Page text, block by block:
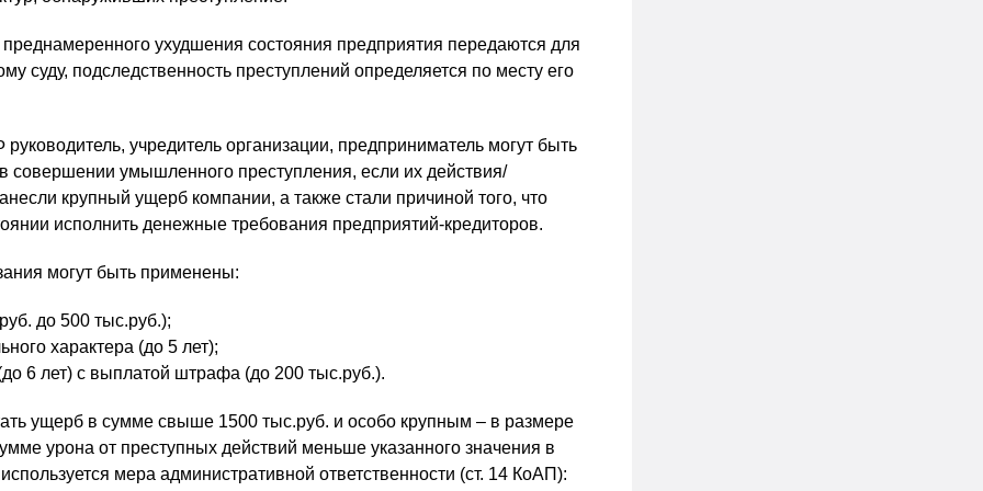
ухудшения состояния предприятия передаются для
суду, подследственность преступлений определяется по месту его
учредитель организации, предприниматель могут быть
совершении умышленного преступления, если их действия/
крупный ущерб компании, а также стали причиной того, что
исполнить денежные требования предприятий-кредиторов.
могут быть применены:
до 500 тыс.руб.);
характера (до 5 лет);
6 лет) с выплатой штрафа (до 200 тыс.руб.).
ущерб в сумме свыше 1500 тыс.руб. и особо крупным – в размере
урона от преступных действий меньше указанного значения в
мера административной ответственности (ст. 14 КоАП):